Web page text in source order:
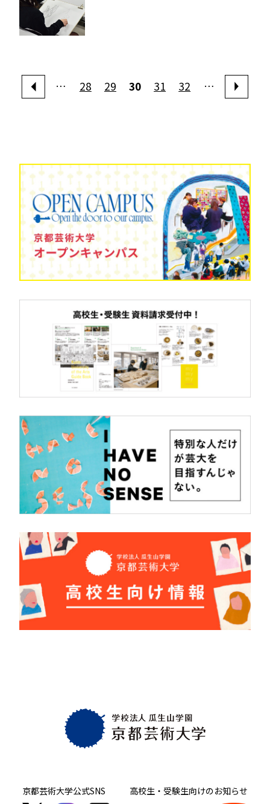
… 28 29 30 31 32 …
京都芸術大学公式SNS 高校生・受験生向けのお知らせ